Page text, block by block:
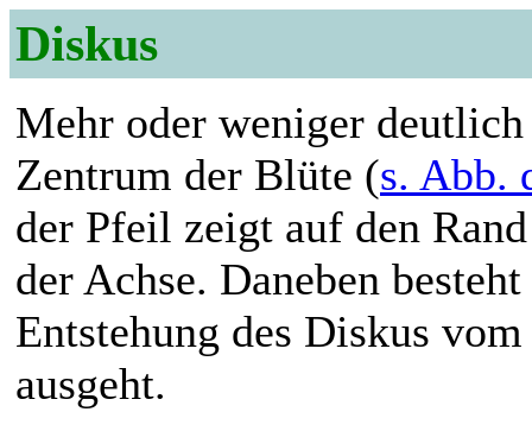
Diskus
Mehr oder weniger
Zentrum der Blüte (s. Abb.
der Pfeil zeigt auf den
der Achse. Daneben
Entstehung des Diskus vom
ausgeht.